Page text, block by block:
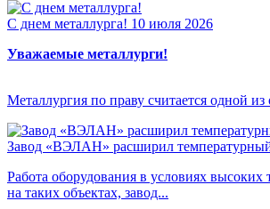
С днем металлурга! 10 июля 2026
Уважаемые металлурги!
Металлургия по праву считается одной
Завод «ВЭЛАН» расширил температурный
Работа оборудования в условиях
на таких объектах, завод...